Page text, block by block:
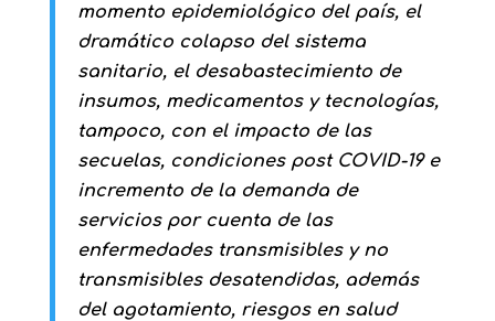
momento epidemiológico del país, el
dramático colapso del sistema
sanitario, el desabastecimiento de
insumos, medicamentos y tecnologías,
tampoco, con el impacto de las
secuelas, condiciones post COVID-19 e
incremento de la demanda de
servicios por cuenta de las
enfermedades transmisibles y no
transmisibles desatendidas, además
del agotamiento, riesgos en salud